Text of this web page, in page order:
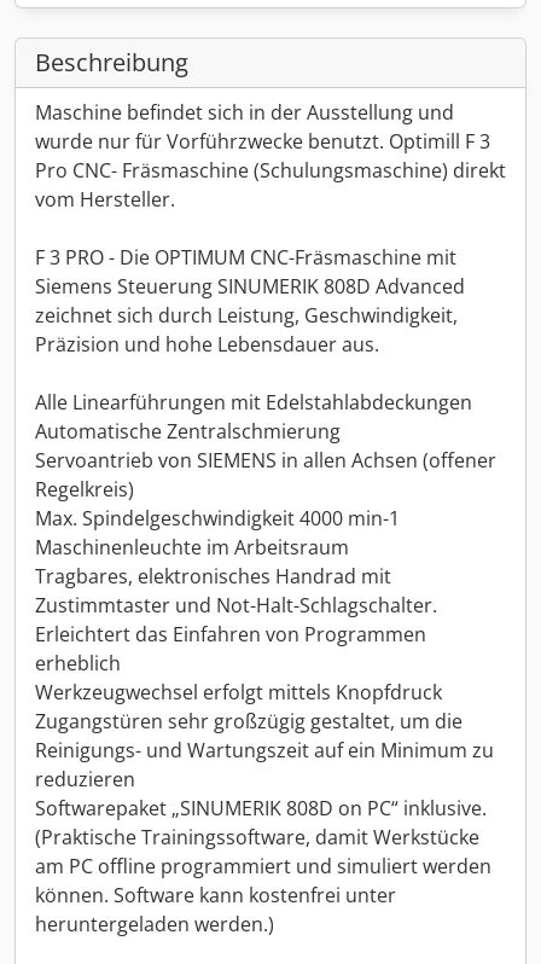
Beschreibung
Maschine befindet sich in der Ausstellung und
wurde nur für Vorführzwecke benutzt. Optimill F 3
Pro CNC- Fräsmaschine (Schulungsmaschine) direkt
vom Hersteller.
F 3 PRO - Die OPTIMUM CNC-Fräsmaschine mit
Siemens Steuerung SINUMERIK 808D Advanced
zeichnet sich durch Leistung, Geschwindigkeit,
Präzision und hohe Lebensdauer aus.
Alle Linearführungen mit Edelstahlabdeckungen
Automatische Zentralschmierung
Servoantrieb von SIEMENS in allen Achsen (offener
Regelkreis)
Max. Spindelgeschwindigkeit 4000 min-1
Maschinenleuchte im Arbeitsraum
Tragbares, elektronisches Handrad mit
Zustimmtaster und Not-Halt-Schlagschalter.
Erleichtert das Einfahren von Programmen
erheblich
Werkzeugwechsel erfolgt mittels Knopfdruck
Zugangstüren sehr großzügig gestaltet, um die
Reinigungs- und Wartungszeit auf ein Minimum zu
reduzieren
Softwarepaket „SINUMERIK 808D on PC“ inklusive.
(Praktische Trainingssoftware, damit Werkstücke
am PC offline programmiert und simuliert werden
können. Software kann kostenfrei unter
heruntergeladen werden.)